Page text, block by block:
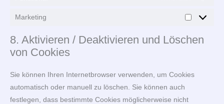
Marketing
Marketing
8. Aktivieren / Deaktivieren und Löschen
von Cookies
Sie können Ihren Internetbrowser verwenden, um Cookies
automatisch oder manuell zu löschen. Sie können auch
festlegen, dass bestimmte Cookies möglicherweise nicht